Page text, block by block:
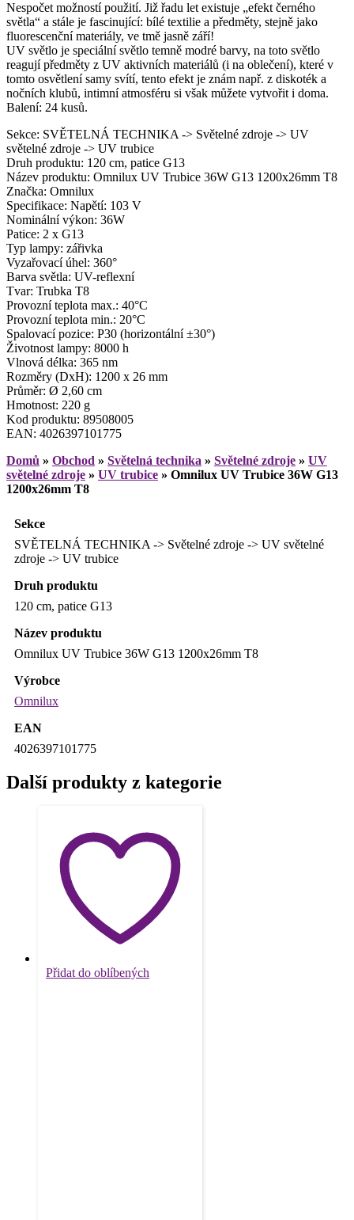
Nespočet možností použití. Již řadu let existuje „efekt černého
světla“ a stále je fascinující: bílé textilie a předměty, stejně jako
fluorescenční materiály, ve tmě jasně září!
UV světlo je speciální světlo temně modré barvy, na toto světlo
reagují předměty z UV aktivních materiálů (i na oblečení), které v
tomto osvětlení samy svítí, tento efekt je znám např. z diskoték a
nočních klubů, intimní atmosféru si však můžete vytvořit i doma.
Balení: 24 kusů.
Sekce: SVĚTELNÁ TECHNIKA -> Světelné zdroje -> UV
světelné zdroje -> UV trubice
Druh produktu: 120 cm, patice G13
Název produktu: Omnilux UV Trubice 36W G13 1200x26mm T8
Značka: Omnilux
Specifikace: Napětí: 103 V
Nominální výkon: 36W
Patice: 2 x G13
Typ lampy: zářivka
Vyzařovací úhel: 360°
Barva světla: UV-reflexní
Tvar: Trubka T8
Provozní teplota max.: 40°C
Provozní teplota min.: 20°C
Spalovací pozice: P30 (horizontální ±30°)
Životnost lampy: 8000 h
Vlnová délka: 365 nm
Rozměry (DxH): 1200 x 26 mm
Průměr: Ø 2,60 cm
Hmotnost: 220 g
Kod produktu: 89508005
EAN: 4026397101775
Domů » Obchod » Světelná technika » Světelné zdroje » UV
světelné zdroje » UV trubice » Omnilux UV Trubice 36W G13
1200x26mm T8
Sekce
SVĚTELNÁ TECHNIKA -> Světelné zdroje -> UV světelné
zdroje -> UV trubice
Druh produktu
120 cm, patice G13
Název produktu
Omnilux UV Trubice 36W G13 1200x26mm T8
Výrobce
Omnilux
EAN
4026397101775
Další produkty z kategorie
Přidat do oblíbených